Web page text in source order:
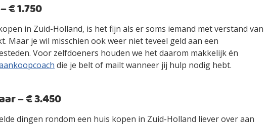
€ 1.750
in Zuid-Holland, is het fijn als er soms iemand met verstand van
Maar je wil misschien ook weer niet teveel geld aan een
Voor zelfdoeners houden we het daarom makkelijk én
die je belt of mailt wanneer jij hulp nodig hebt.
– € 3.450
dingen rondom een huis kopen in Zuid-Holland liever over aan